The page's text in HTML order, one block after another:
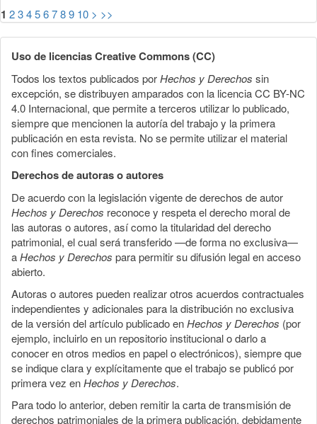
1 23456789 10 > >>
Uso de licencias Creative Commons (CC)
Todos los textos publicados porHechos y Derechos sin
excepción, se distribuyen amparados con la licencia CC BY-NC
4.0 Internacional, que permite a terceros utilizar lo publicado,
siempre que mencionen la autoría del trabajo y la primera
publicación en esta revista. No se permite utilizar el material
con fines comerciales.
Derechos de autoras o autores
De acuerdo con la legislación vigente de derechos de autor
Hechos y Derechos reconoce y respeta el derecho moral de
las autoras o autores, así como la titularidad del derecho
patrimonial, el cual será transferido —de forma no exclusiva—
aHechos y Derechos para permitir su difusión legal en acceso
abierto.
Autoras o autores pueden realizar otros acuerdos contractuales
independientes y adicionales para la distribución no exclusiva
de la versión del artículo publicado enHechos y Derechos (por
ejemplo, incluirlo en un repositorio institucional o darlo a
conocer en otros medios en papel o electrónicos), siempre que
se indique clara y explícitamente que el trabajo se publicó por
primera vez enHechos y Derechos.
Para todo lo anterior, deben remitir la carta de transmisión de
derechos patrimoniales de la primera publicación, debidamente